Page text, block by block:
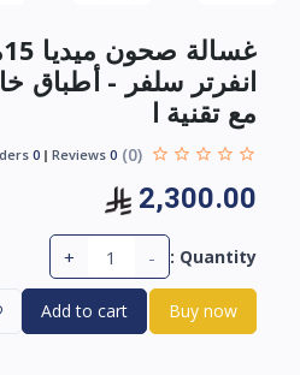
انفرتر سلفر - أطباق
مع تقنية ا
(0)
0
0
2,300.00
Quantity :
-
+
Buy now
Add to cart